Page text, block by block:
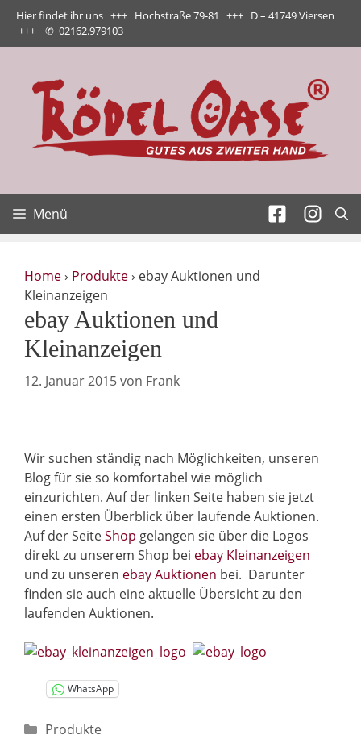
Zum
Inhalt
springen
Hier findet ihr uns +++ Hochstraße 79-81 +++ D – 41749 Viersen
+++ ✆ 02162.979103
Menü
Home › Produkte › ebay Auktionen und
Kleinanzeigen
ebay Auktionen und
Kleinanzeigen
12. Januar 2015von Frank
Wir suchen ständig nach Möglichkeiten, unseren
Blog für sie so komfortabel wie möglich
einzurichten. Auf der linken Seite haben sie jetzt
einen ersten Überblick über laufende Auktionen.
Auf der SeiteShop gelangen sie über die Logos
direkt zu unserem Shop bei ebay Kleinanzeigen
und zu unseren ebay Auktionen bei. Darunter
finden sie auch eine aktuelle Übersicht zu den
laufenden Auktionen.
WhatsApp
Kategorien
Produkte